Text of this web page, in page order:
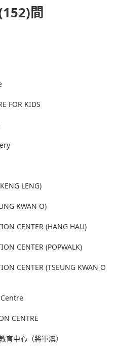
間
FOR KIDS
LENG)
KWAN O)
CENTER (HANG HAU)
CENTER (POPWALK)
CENTER (TSEUNG KWAN O
CENTRE
中心（將軍澳）